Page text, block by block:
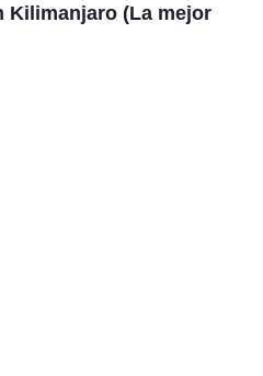
Kilimanjaro (La mejor